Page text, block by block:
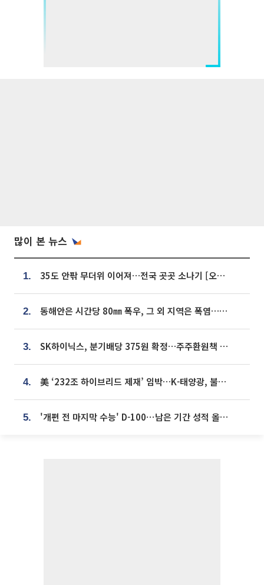
많이 본 뉴스
1. 35도 안팎 무더위 이어져…전국 곳곳 소나기 [오늘 날씨]
2. 동해안은 시간당 80㎜ 폭우, 그 외 지역은 폭염…‘극과 극 날씨’
3. SK하이닉스, 분기배당 375원 확정…주주환원책 9월로 앞당겨 발표
4. 美 ‘232조 하이브리드 제재’ 임박…K-태양광, 불확실성 털고 날개 다나
5. '개편 전 마지막 수능' D-100⋯남은 기간 성적 올릴 전략은